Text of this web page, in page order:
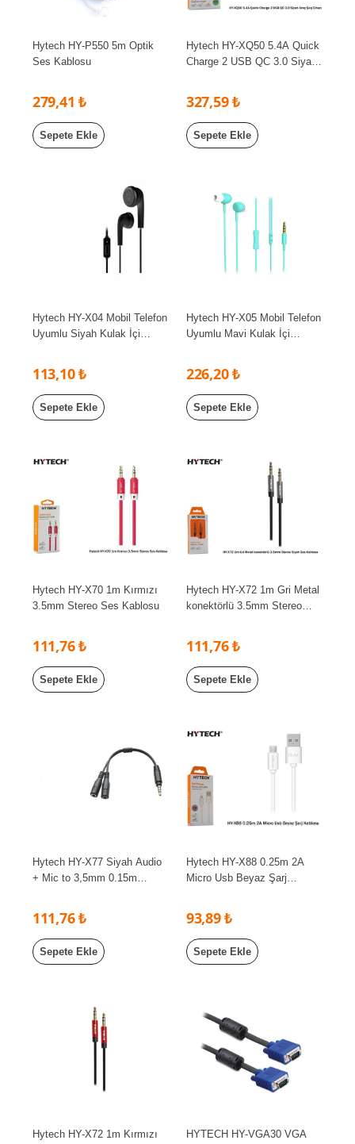
Hytech HY-P550 5m Optik
Ses Kablosu
279,41 ₺
Sepete Ekle
Hytech HY-XQ50 5.4A Quick
Charge 2 USB QC 3.0 Siyah
327,59 ₺
Sepete Ekle
Hytech HY-X04 Mobil Telefon
Uyumlu Siyah Kulak İçi
113,10 ₺
Sepete Ekle
Hytech HY-X05 Mobil Telefon
Uyumlu Mavi Kulak İçi
226,20 ₺
Sepete Ekle
Hytech HY-X70 1m Kırmızı
3.5mm Stereo Ses Kablosu
111,76 ₺
Sepete Ekle
Hytech HY-X72 1m Gri Metal
konektörlü 3.5mm Stereo
111,76 ₺
Sepete Ekle
Hytech HY-X77 Siyah Audio
+ Mic to 3,5mm 0.15m
111,76 ₺
Sepete Ekle
Hytech HY-X88 0.25m 2A
Micro Usb Beyaz Şarj
93,89 ₺
Sepete Ekle
Hytech HY-X72 1m Kırmızı HYTECH HY-VGA30 VGA